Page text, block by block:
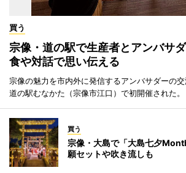
買う
宗像・道の駅で生産者とアンバサ
食や対話で思い伝える
宗像の魅力を市内外に発信するアンバサダーの交
道の駅むなかた（宗像市江口）で初開催された。
買う
宗像・大島で「大島七夕
願セットや吹き流しも